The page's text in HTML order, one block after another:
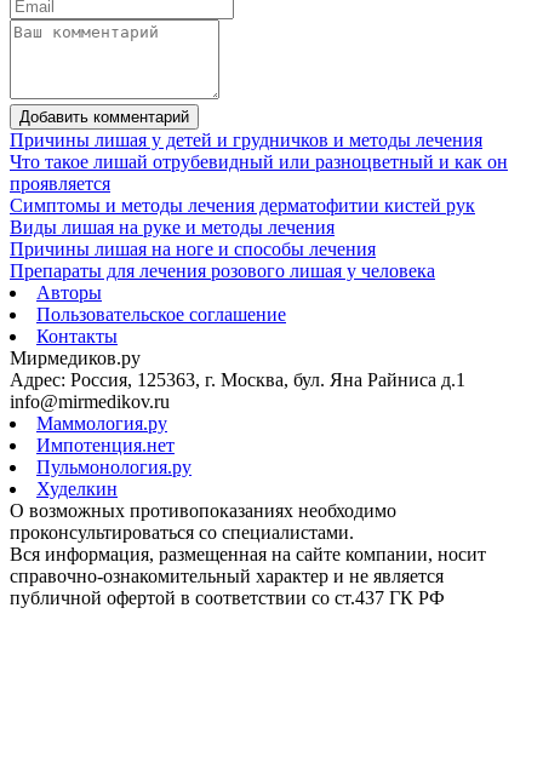
Добавить комментарий
Причины лишая у детей и грудничков и методы лечения
Что такое лишай отрубевидный или разноцветный и как он
проявляется
Симптомы и методы лечения дерматофитии кистей рук
Виды лишая на руке и методы лечения
Причины лишая на ноге и способы лечения
Препараты для лечения розового лишая у человека
Авторы
Пользовательское соглашение
Контакты
Мирмедиков.ру
Адрес: Россия, 125363, г. Москва, бул. Яна Райниса д.1
info@mirmedikov.ru
Маммология.ру
Импотенция.нет
Пульмонология.ру
Худелкин
О возможных противопоказаниях необходимо
проконсультироваться со специалистами.
Вся информация, размещенная на сайте компании, носит
справочно-ознакомительный характер и не является
публичной офертой в соответствии со ст.437 ГК РФ